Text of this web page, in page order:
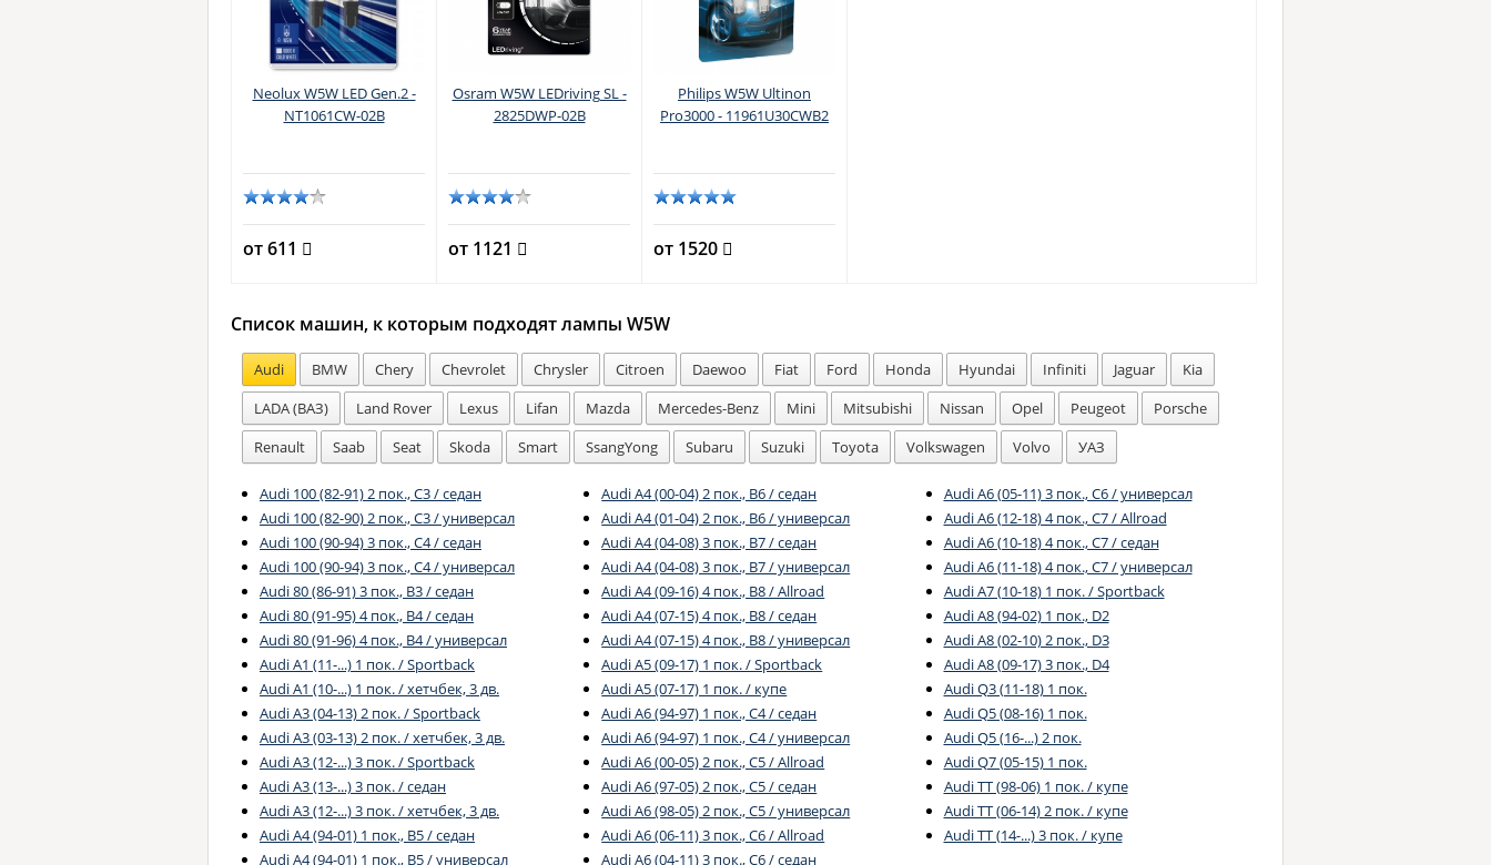
Neolux W5W LED Gen.2 -
NT1061CW-02B
от 611
Osram W5W LEDriving SL -
2825DWP-02B
от 1121
Philips W5W Ultinon
Pro3000 - 11961U30CWB2
от 1520
Список машин, к которым подходят лампы W5W
Audi BMW Chery Chevrolet Chrysler Citroen Daewoo Fiat Ford Honda Hyundai Infiniti Jaguar
Kia
LADA (ВАЗ)
Land Rover Lexus Lifan Mazda Mercedes-Benz Mini Mitsubishi Nissan Opel Peugeot
Porsche
Renault
Saab Seat Skoda Smart SsangYong Subaru Suzuki Toyota Volkswagen Volvo УАЗ
Audi 100 (82-91) 2 пок., C3 / седан
Audi 100 (82-90) 2 пок., C3 / универсал
Audi 100 (90-94) 3 пок., C4 / седан
Audi 100 (90-94) 3 пок., C4 / универсал
Audi 80 (86-91) 3 пок., B3 / седан
Audi 80 (91-95) 4 пок., B4 / седан
Audi 80 (91-96) 4 пок., B4 / универсал
Audi A1 (11-...) 1 пок. / Sportback
Audi A1 (10-...) 1 пок. / хетчбек, 3 дв.
Audi A3 (04-13) 2 пок. / Sportback
Audi A3 (03-13) 2 пок. / хетчбек, 3 дв.
Audi A3 (12-...) 3 пок. / Sportback
Audi A3 (13-...) 3 пок. / седан
Audi A3 (12-...) 3 пок. / хетчбек, 3 дв.
Audi A4 (94-01) 1 пок., B5 / седан
Audi A4 (94-01) 1 пок., B5 / универсал
Audi A4 (00-04) 2 пок., B6 / седан
Audi A4 (01-04) 2 пок., B6 / универсал
Audi A4 (04-08) 3 пок., B7 / седан
Audi A4 (04-08) 3 пок., B7 / универсал
Audi A4 (09-16) 4 пок., B8 / Allroad
Audi A4 (07-15) 4 пок., B8 / седан
Audi A4 (07-15) 4 пок., B8 / универсал
Audi A5 (09-17) 1 пок. / Sportback
Audi A5 (07-17) 1 пок. / купе
Audi A6 (94-97) 1 пок., C4 / седан
Audi A6 (94-97) 1 пок., C4 / универсал
Audi A6 (00-05) 2 пок., C5 / Allroad
Audi A6 (97-05) 2 пок., C5 / седан
Audi A6 (98-05) 2 пок., C5 / универсал
Audi A6 (06-11) 3 пок., C6 / Allroad
Audi A6 (04-11) 3 пок., C6 / седан
Audi A6 (05-11) 3 пок., C6 / универсал
Audi A6 (12-18) 4 пок., C7 / Allroad
Audi A6 (10-18) 4 пок., C7 / седан
Audi A6 (11-18) 4 пок., C7 / универсал
Audi A7 (10-18) 1 пок. / Sportback
Audi A8 (94-02) 1 пок., D2
Audi A8 (02-10) 2 пок., D3
Audi A8 (09-17) 3 пок., D4
Audi Q3 (11-18) 1 пок.
Audi Q5 (08-16) 1 пок.
Audi Q5 (16-...) 2 пок.
Audi Q7 (05-15) 1 пок.
Audi TT (98-06) 1 пок. / купе
Audi TT (06-14) 2 пок. / купе
Audi TT (14-...) 3 пок. / купе